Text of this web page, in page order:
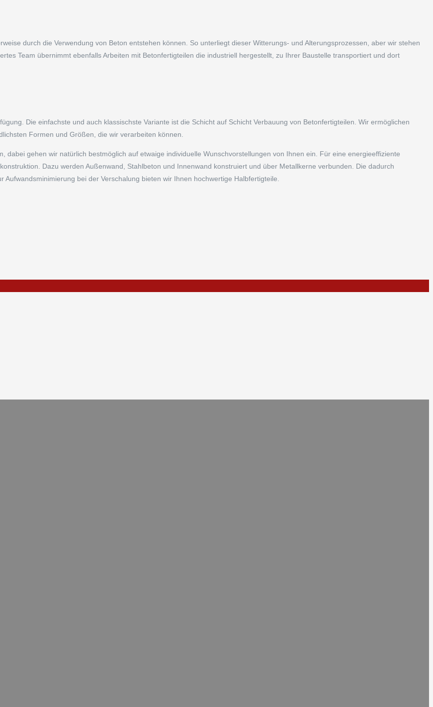
durch die Verwendung von Beton entstehen können. So unterliegt dieser Witterungs- und Alterungsprozessen, aber wir stehen
Team übernimmt ebenfalls Arbeiten mit Betonfertigteilen die industriell hergestellt, zu Ihrer Baustelle transportiert und dort
Die einfachste und auch klassischste Variante ist die Schicht auf Schicht Verbauung von Betonfertigteilen. Wir ermöglichen
Formen und Größen, die wir verarbeiten können.
dabei gehen wir natürlich bestmöglich auf etwaige individuelle Wunschvorstellungen von Ihnen ein. Für eine energieeffiziente
Dazu werden Außenwand, Stahlbeton und Innenwand konstruiert und über Metallkerne verbunden. Die dadurch
bei der Verschalung bieten wir Ihnen hochwertige Halbfertigteile.